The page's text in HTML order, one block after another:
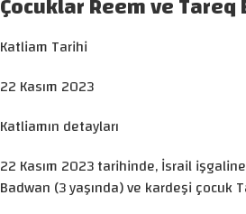
Katliam Tarihi
22 Kasım 2023
Katliamın detayları
22 Kasım 2023 tarihinde, İsrail
Badwan (3 yaşında) ve kardeşi çocuk